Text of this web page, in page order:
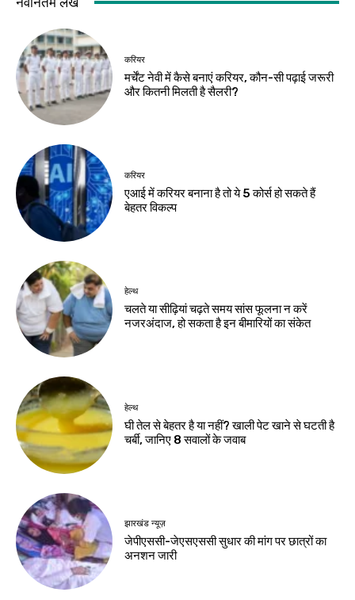
गिरिडीह
राहुल गांधी दिशाविहीन,
सदन में चर्चा नहीं करते :
Birsa Bhumi Live
August 8, 2026
झारखंड न्यूज़
जेपीएससी-जेएसएससी
जमशेदपुर
एलबीएसएम कॉलेज में
करंट से छात्रा घायल
Birsa Bhumi Live -
August 8, 2026
नवीनतम लेख